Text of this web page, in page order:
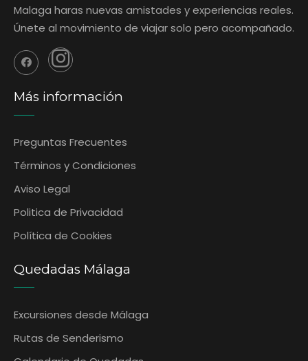
Malaga haras nuevas amistades y experiencias reales.
Únete al movimiento de viajar solo pero acompañado.
Más información
Preguntas Frecuentes
‎Términos y Condiciones
Aviso Legal
Politica de Privacidad
Política de Cookies
Quedadas Málaga
Excursiones desde Málaga
Rutas de Senderismo